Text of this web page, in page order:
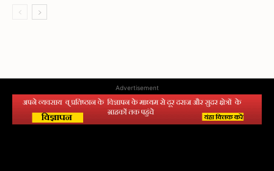
Advertisement